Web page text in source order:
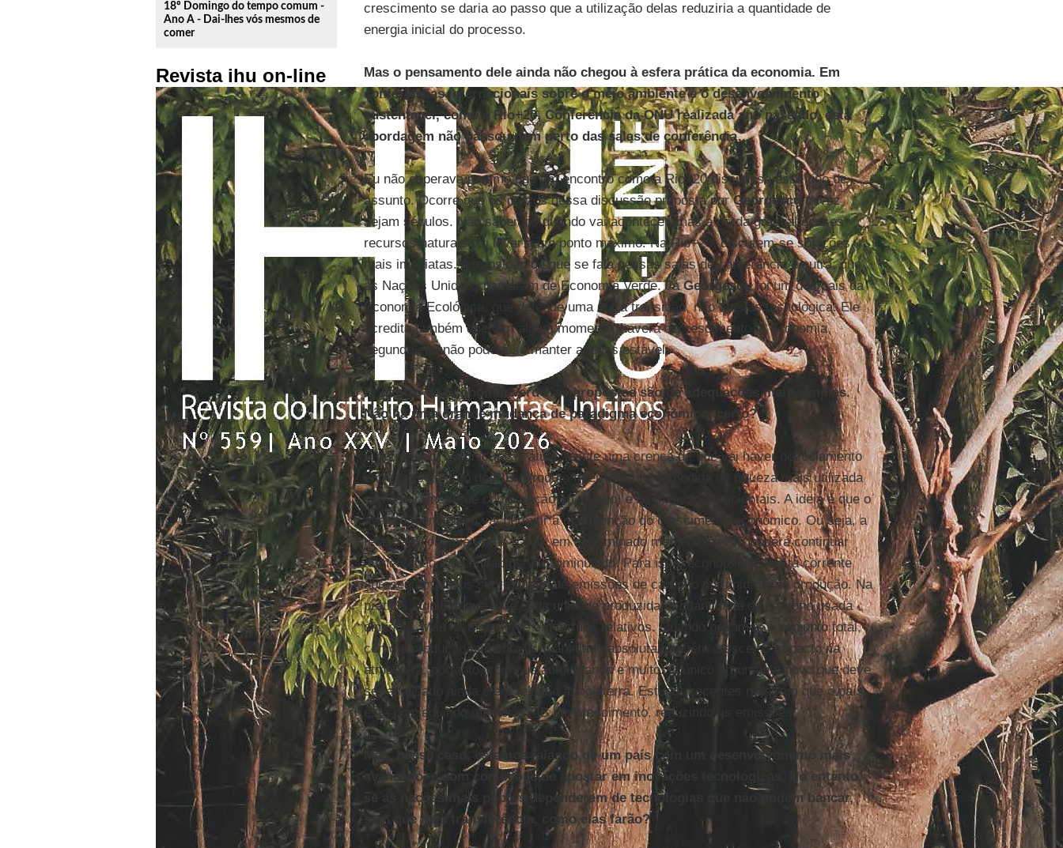
18º Domingo do tempo comum -
Ano A - Dai-lhes vós mesmos de
comer
Revista ihu on-line
crescimento se daria ao passo que a utilização delas reduziria a quantidade de
energia inicial do processo.
Mas o pensamento dele ainda não chegou à esfera prática da economia. Em
conferências internacionais sobre o meio ambiente e o desenvolvimento
sustentável, como a Rio+20, Conferência da ONU realizada ano passado, esta
abordagem não passou nem perto das salas de conferência…
Eu não esperava mesmo que um encontro como a Rio+20 discutisse esse tipo de
assunto. Ocorre que os prazos dessa discussão proposta porGeorgescutalvez
sejam séculos. Não sabemos quando vai acontecer, mas a perda gradual desses
recursos naturais vai levar a um ponto máximo. Na Rio+20, discutem-se soluções
mais imediatas. A transição de que se fala nessas salas de conferência é outra, que
as Nações Unidas chamaram de Economia Verde. JáGeorgescufoi um dos pais da
Economia Ecológica, que defende uma outra transição, não apenas tecnológica. Ele
acredita também que, em algum momento, haverá decrescimento. A economia,
segundo ele, não poderá se manter apenas estável.
E, dentro da Economia Verde, as propostas são de adequações mais simples.
Não há uma grande mudança de paradigma econômico, certo?
É outro foco. Na discussão atual, existe uma crença de que vai haver descolamento
entre crescimento doPIB(Produto Interno Bruto, a medida de riqueza mais utilizada
como parâmetro de comparação no mundo) e os impactos ambientais. A ideia é que o
avanço tecnológico vai permitir a manutenção do crescimento econômico. Ou seja, a
tese da Economia Verde é que, em determinado momento, o PIB poderá continuar
aumentando e os impactos vão diminuindo. Para isso, economistas desta corrente
apresentam dados sobre queda de emissões de carbono por unidade de produção. Na
prática, significa que para cada unidade produzida, a quantidade de carbono usada
diminuiu. Mas isso só serve em termos relativos. Quando pegamos o conjunto total,
como a produção aumenta, a quantidade absoluta também cresce. O impacto na
atmosfera, portanto, continua aumentando e muito. O único argumento novo que deve
ser analisado ainda é em relação à Inglaterra. Estudos recentes mostram que o país
está conseguindo manter o PIB em crescimento, reduzindo as emissões.
Mas, nesse caso, estamos falando de um país com um desenvolvimento mais
avançado, e com condições de apostar em inovações tecnológicas. No entanto,
se as nações mais pobres dependerem de tecnologias que não podem bancar,
sem que haja transferência, como elas farão?